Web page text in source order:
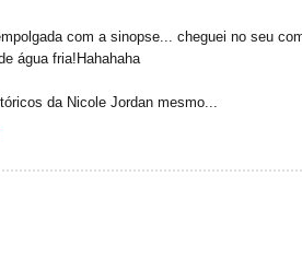
com a sinopse... cheguei no seu
água fria!Hahahaha
da Nicole Jordan mesmo...